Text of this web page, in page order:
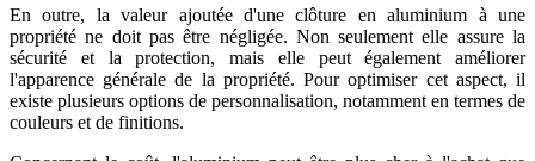
En outre, la valeur ajoutée d'une clôture en aluminium à une
propriété ne doit pas être négligée. Non seulement elle assure la
sécurité et la protection, mais elle peut également améliorer
l'apparence générale de la propriété. Pour optimiser cet aspect, il
existe plusieurs options de personnalisation, notamment en termes de
couleurs et de finitions.